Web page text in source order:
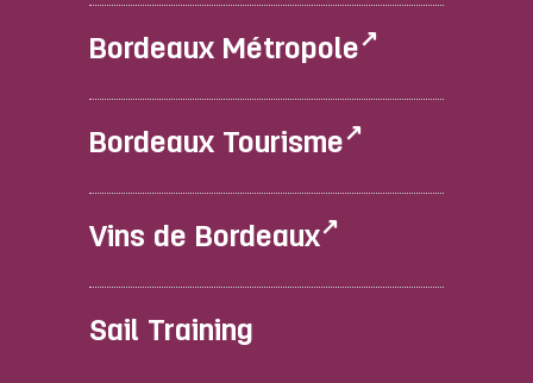
Bordeaux Métropole
Bordeaux Tourisme
Vins de Bordeaux
Sail Training